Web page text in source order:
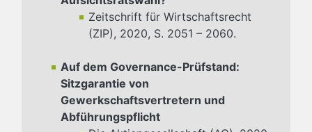
Zeitschrift für Wirtschaftsrecht
(ZIP), 2020, S. 2051 – 2060.
Auf dem Governance-Prüfstand:
Sitzgarantie von
Gewerkschaftsvertretern und
Abführungspflicht